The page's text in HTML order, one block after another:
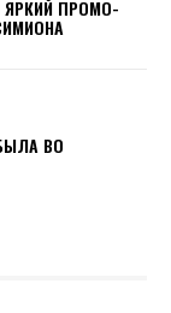
ЯРКИЙ ПРОМО-
ВО